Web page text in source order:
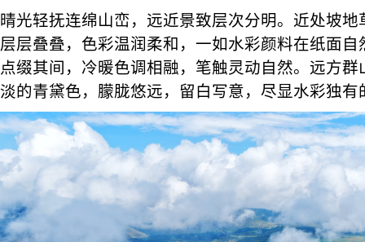
晴光轻抚连绵山峦，远近景致层次分明。近处坡
层层叠叠，色彩温润柔和，一如水彩颜料在纸面
点缀其间，冷暖色调相融，笔触灵动自然。远方
淡的青黛色，朦胧悠远，留白写意，尽显水彩独有